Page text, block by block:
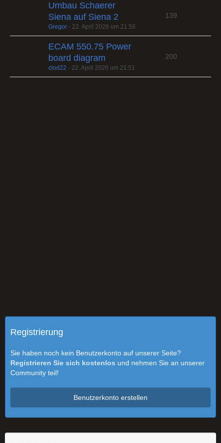
Umbau Schaerer
Siena auf Siena 2
Gregor - 22. April 2026 um 21:56
139
ECAM 550.75 Power
board diagram
clod22 - 22. April 2026 um 21:51
200
Registrierung
Sie haben noch kein Benutzerkonto auf unserer Seite?
Registrieren Sie sich kostenlos und nehmen Sie an unserer
Community teil!
Benutzerkonto erstellen